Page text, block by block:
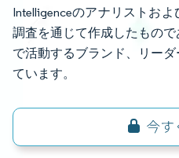
Intelligenceのアナリストお
調査を通じて作成したもので
で活動するブランド、リー
ています。